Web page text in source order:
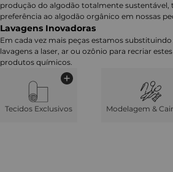
produção do algodão totalmente
preferência ao algodão orgânico em nossas
Lavagens Inovadoras
Em cada vez mais peças estamos
lavagens a laser, ar ou ozônio para recriar
produtos químicos.
Tecidos Exclusivos Modelagem &